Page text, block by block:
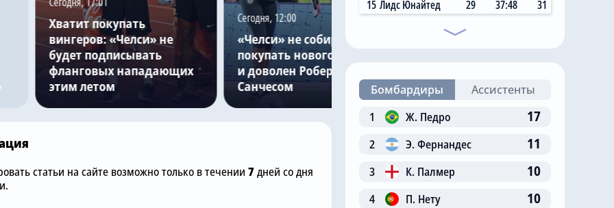
Хватит покупать
вингеров: «Челси» не
будет подписывать
фланговых нападающих
этим летом
Сегодня, 12:00
«Челси» не собирается
покупать нового вратаря,
и доволен Робертом
Санчесом
совершил добрый
сыграть в матче
статьи на сайте возможно только в течении 7дней со дня
15 Лидс Юнайтед 29 37:48 31
Бомбардиры
Ассистенты
1
Ж. Педро 17
2 Э. Фернандес 11
3 К. Палмер 10
4 П. Нету 10